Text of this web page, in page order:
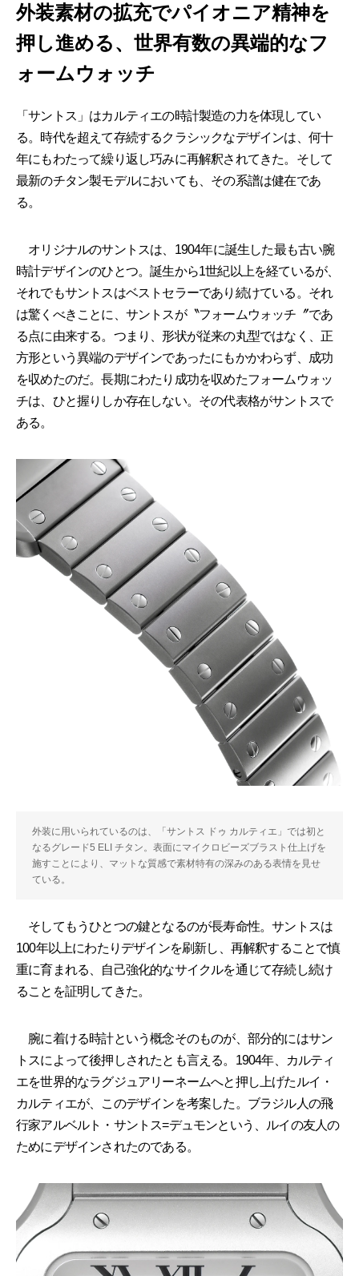
外装素材の拡充でパイオニア精神を
押し進める、世界有数の異端的なフ
ォームウォッチ
「サントス」はカルティエの時計製造の力を体現してい
る。時代を超えて存続するクラシックなデザインは、何十
年にもわたって繰り返し巧みに再解釈されてきた。そして
最新のチタン製モデルにおいても、その系譜は健在であ
る。
オリジナルのサントスは、1904年に誕生した最も古い腕
時計デザインのひとつ。誕生から1世紀以上を経ているが、
それでもサントスはベストセラーであり続けている。それ
は驚くべきことに、サントスが〝フォームウォッチ〞であ
る点に由来する。つまり、形状が従来の丸型ではなく、正
方形という異端のデザインであったにもかかわらず、成功
を収めたのだ。長期にわたり成功を収めたフォームウォッ
チは、ひと握りしか存在しない。その代表格がサントスで
ある。
外装に用いられているのは、「サントス ドゥ カルティエ」では初と
なるグレード5 ELI チタン。表面にマイクロビーズブラスト仕上げを
施すことにより、マットな質感で素材特有の深みのある表情を見せ
ている。
そしてもうひとつの鍵となるのが長寿命性。サントスは
100年以上にわたりデザインを刷新し、再解釈することで慎
重に育まれる、自己強化的なサイクルを通じて存続し続け
ることを証明してきた。
腕に着ける時計という概念そのものが、部分的にはサン
トスによって後押しされたとも言える。1904年、カルティ
エを世界的なラグジュアリーネームへと押し上げたルイ・
カルティエが、このデザインを考案した。ブラジル人の飛
行家アルベルト・サントス=デュモンという、ルイの友人の
ためにデザインされたのである。